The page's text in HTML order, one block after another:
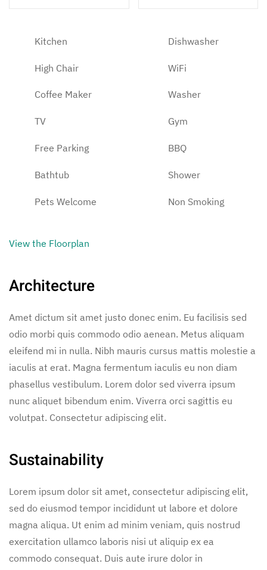
Kitchen Dishwasher
High Chair WiFi
Coffee Maker Washer
TV Gym
Free Parking BBQ
Bathtub Shower
Pets Welcome Non Smoking
View the Floorplan
Architecture
Amet dictum sit amet justo donec enim. Eu facilisis sed
odio morbi quis commodo odio aenean. Metus aliquam
eleifend mi in nulla. Nibh mauris cursus mattis molestie a
iaculis at erat. Magna fermentum iaculis eu non diam
phasellus vestibulum. Lorem dolor sed viverra ipsum
nunc aliquet bibendum enim. Viverra orci sagittis eu
volutpat. Consectetur adipiscing elit.
Sustainability
Lorem ipsum dolor sit amet, consectetur adipiscing elit,
sed do eiusmod tempor incididunt ut labore et dolore
magna aliqua. Ut enim ad minim veniam, quis nostrud
exercitation ullamco laboris nisi ut aliquip ex ea
commodo consequat. Duis aute irure dolor in